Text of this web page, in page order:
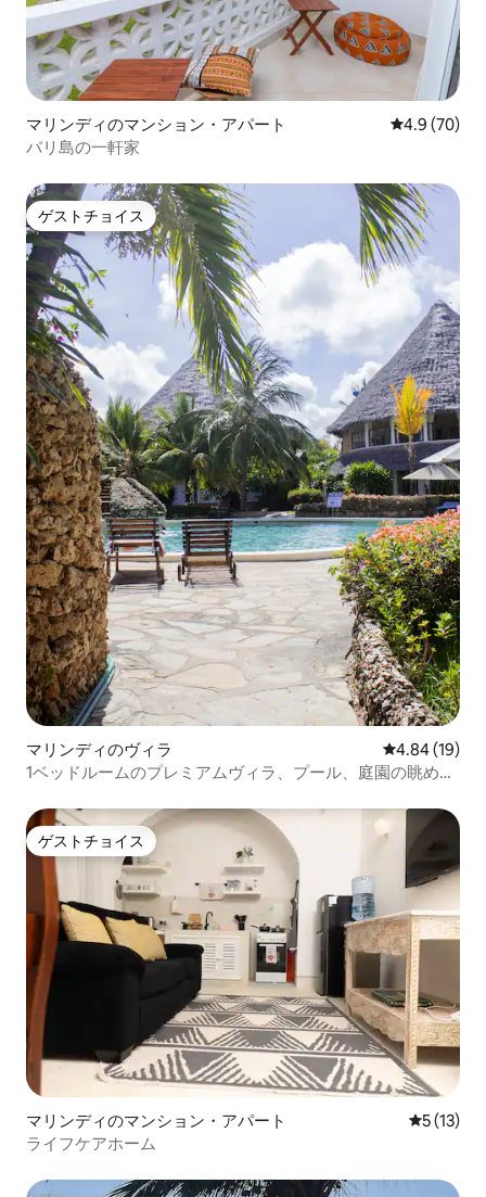
マリンディのマンション・アパート レビュー70
4.9 (70)
バリ島の一軒家
ゲストチョイス
ゲストチョイス
マリンディのヴィラ レビュー19
4.84 (19)
1ベッドルームのプレミアムヴィラ、プール、庭園の眺め、
ゲストチョイス
ゲストチョイス
マリンディのマンション・アパート レビュー
5 (13)
ライフケアホーム